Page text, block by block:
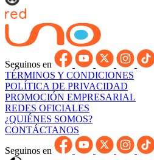
Seguinos en
TÉRMINOS Y CONDICIONES
POLÍTICA DE PRIVACIDAD
PROMOCIÓN EMPRESARIAL
REDES OFICIALES
¿QUIÉNES SOMOS?
CONTÁCTANOS
Seguinos en